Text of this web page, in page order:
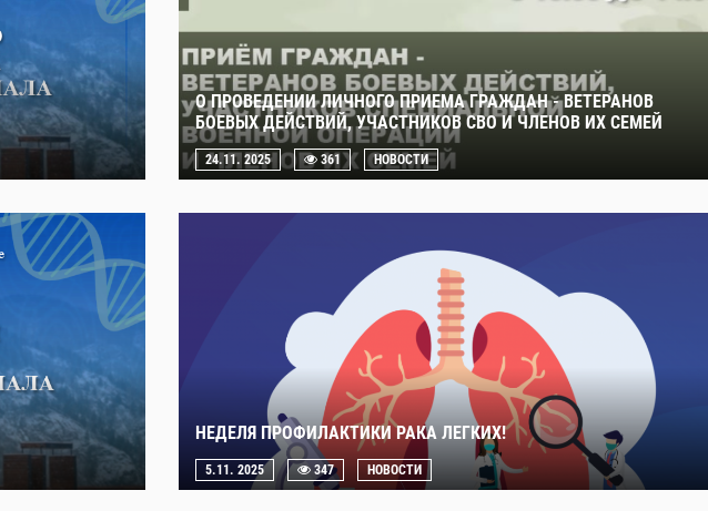
О ПРОВЕДЕНИИ ЛИЧНОГО ПРИЕМА ГРАЖДАН - ВЕТЕРАНОВ
БОЕВЫХ ДЕЙСТВИЙ, УЧАСТНИКОВ СВО И ЧЛЕНОВ ИХ СЕМЕЙ
24.11. 2025 361 НОВОСТИ
НЕДЕЛЯ ПРОФИЛАКТИКИ РАКА ЛЕГКИХ!
5.11. 2025 347 НОВОСТИ